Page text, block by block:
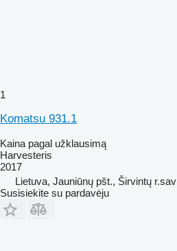
1
Komatsu 931.1
Kaina pagal užklausimą
Harvesteris
2017
Lietuva, Jauniūnų pšt., Širvintų r.sav
Susisiekite su pardavėju